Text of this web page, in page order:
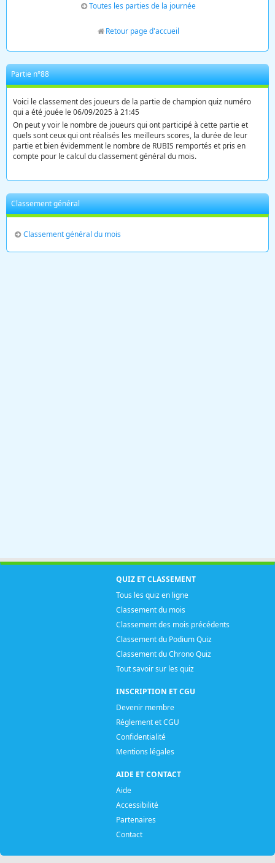
Toutes les parties de la journée
Retour page d'accueil
Partie n°88
Voici le classement des joueurs de la partie de champion quiz numéro
qui a été jouée le 06/09/2025 à 21:45
On peut y voir le nombre de joueurs qui ont participé à cette partie et
quels sont ceux qui ont réalisés les meilleurs scores, la durée de leur
partie et bien évidemment le nombre de RUBIS remportés et pris en
compte pour le calcul du classement général du mois.
Classement général
Classement général du mois
QUIZ ET CLASSEMENT
Tous les quiz en ligne
Classement du mois
Classement des mois précédents
Classement du Podium Quiz
Classement du Chrono Quiz
Tout savoir sur les quiz
INSCRIPTION ET CGU
Devenir membre
Réglement et CGU
Confidentialité
Mentions légales
AIDE ET CONTACT
Aide
Accessibilité
Partenaires
Contact